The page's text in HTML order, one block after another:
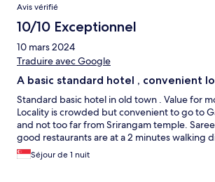
Avis vérifié
10/10 Exceptionnel
10 mars 2024
Traduire avec Google
A basic standard hotel , convenient
Standard basic hotel in old town . Value for
Locality is crowded but convenient to go to
and not too far from Srirangam temple.
good restaurants are at a 2 minutes walking
Séjour de 1 nuit